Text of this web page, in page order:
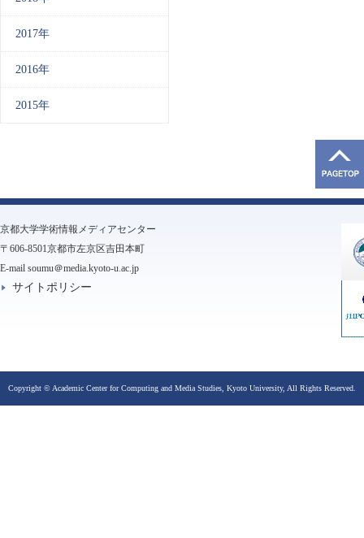
2017年
2016年
2015年
京都大学学術情報メディアセンター
〒606-8501京都市左京区吉田本町
E-mail soumu＠media.kyoto-u.ac.jp
サイトポリシー
Copyright © Academic Center for Computing and Media Studies, Kyoto University, All Rights Reserved.